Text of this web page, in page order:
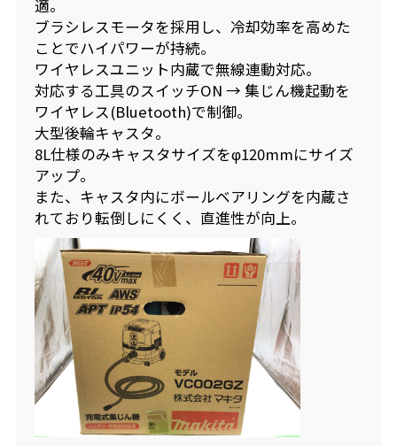
適。
ブラシレスモータを採用し、冷却効率を高めた
ことでハイパワーが持続。
ワイヤレスユニット内蔵で無線連動対応。
対応する工具のスイッチON → 集じん機起動を
ワイヤレス(Bluetooth)で制御。
大型後輪キャスタ。
8L仕様のみキャスタサイズをφ120mmにサイズ
アップ。
また、キャスタ内にボールベアリングを内蔵さ
れており転倒しにくく、直進性が向上。